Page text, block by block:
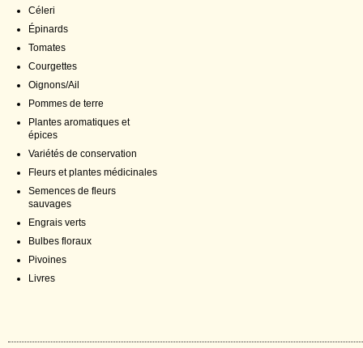
Céleri
Épinards
Tomates
Courgettes
Oignons/Ail
Pommes de terre
Plantes aromatiques et
épices
Variétés de conservation
Fleurs et plantes médicinales
Semences de fleurs
sauvages
Engrais verts
Bulbes floraux
Pivoines
Livres